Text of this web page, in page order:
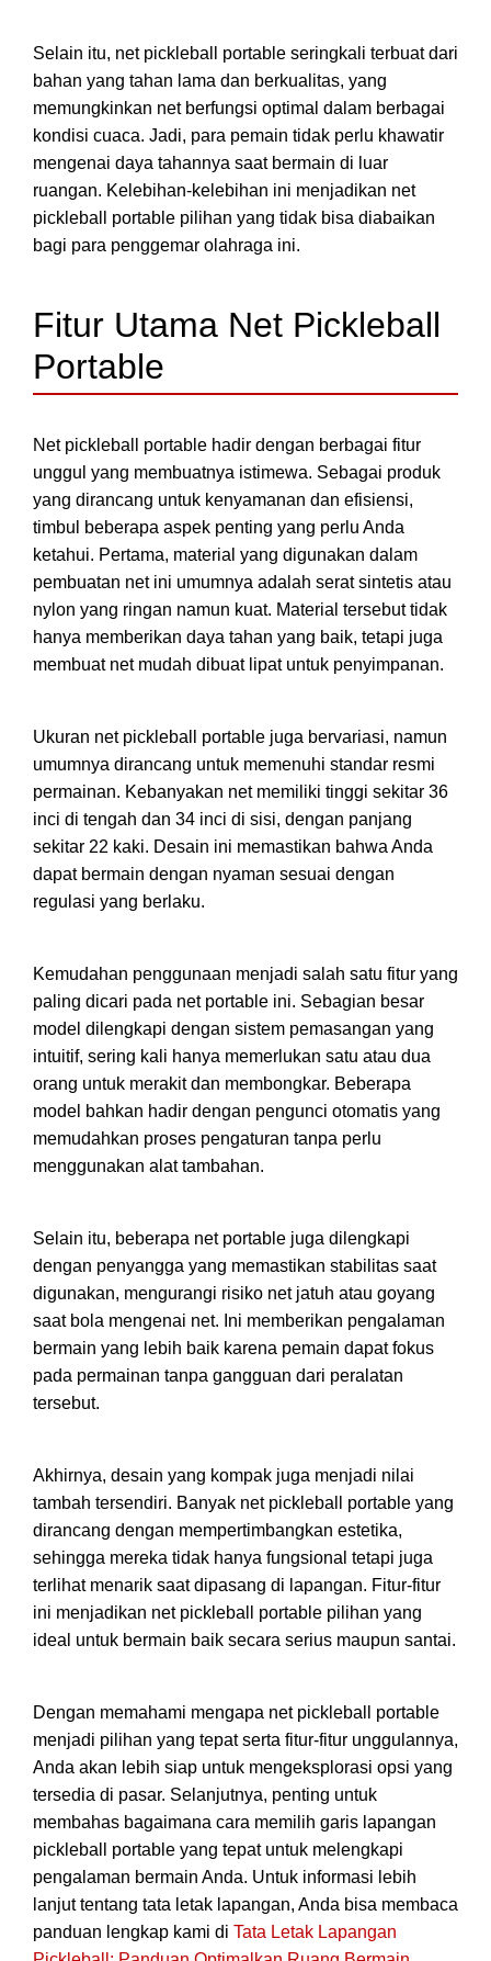
Selain itu, net pickleball portable seringkali terbuat dari
bahan yang tahan lama dan berkualitas, yang
memungkinkan net berfungsi optimal dalam berbagai
kondisi cuaca. Jadi, para pemain tidak perlu khawatir
mengenai daya tahannya saat bermain di luar
ruangan. Kelebihan-kelebihan ini menjadikan net
pickleball portable pilihan yang tidak bisa diabaikan
bagi para penggemar olahraga ini.
Fitur Utama Net Pickleball
Portable
Net pickleball portable hadir dengan berbagai fitur
unggul yang membuatnya istimewa. Sebagai produk
yang dirancang untuk kenyamanan dan efisiensi,
timbul beberapa aspek penting yang perlu Anda
ketahui. Pertama, material yang digunakan dalam
pembuatan net ini umumnya adalah serat sintetis atau
nylon yang ringan namun kuat. Material tersebut tidak
hanya memberikan daya tahan yang baik, tetapi juga
membuat net mudah dibuat lipat untuk penyimpanan.
Ukuran net pickleball portable juga bervariasi, namun
umumnya dirancang untuk memenuhi standar resmi
permainan. Kebanyakan net memiliki tinggi sekitar 36
inci di tengah dan 34 inci di sisi, dengan panjang
sekitar 22 kaki. Desain ini memastikan bahwa Anda
dapat bermain dengan nyaman sesuai dengan
regulasi yang berlaku.
Kemudahan penggunaan menjadi salah satu fitur yang
paling dicari pada net portable ini. Sebagian besar
model dilengkapi dengan sistem pemasangan yang
intuitif, sering kali hanya memerlukan satu atau dua
orang untuk merakit dan membongkar. Beberapa
model bahkan hadir dengan pengunci otomatis yang
memudahkan proses pengaturan tanpa perlu
menggunakan alat tambahan.
Selain itu, beberapa net portable juga dilengkapi
dengan penyangga yang memastikan stabilitas saat
digunakan, mengurangi risiko net jatuh atau goyang
saat bola mengenai net. Ini memberikan pengalaman
bermain yang lebih baik karena pemain dapat fokus
pada permainan tanpa gangguan dari peralatan
tersebut.
Akhirnya, desain yang kompak juga menjadi nilai
tambah tersendiri. Banyak net pickleball portable yang
dirancang dengan mempertimbangkan estetika,
sehingga mereka tidak hanya fungsional tetapi juga
terlihat menarik saat dipasang di lapangan. Fitur-fitur
ini menjadikan net pickleball portable pilihan yang
ideal untuk bermain baik secara serius maupun santai.
Dengan memahami mengapa net pickleball portable
menjadi pilihan yang tepat serta fitur-fitur unggulannya,
Anda akan lebih siap untuk mengeksplorasi opsi yang
tersedia di pasar. Selanjutnya, penting untuk
membahas bagaimana cara memilih garis lapangan
pickleball portable yang tepat untuk melengkapi
pengalaman bermain Anda. Untuk informasi lebih
lanjut tentang tata letak lapangan, Anda bisa membaca
panduan lengkap kami di Tata Letak Lapangan